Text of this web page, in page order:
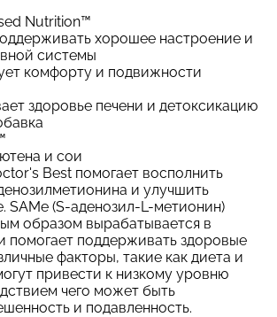
Nutrition™
хорошее настроение и
системы
комфорту и подвижности
здоровье печени и детоксикацию
и сои
Best помогает восполнить
и улучшить
SAMe (S-аденозил-L-метионин)
образом вырабатывается в
помогает поддерживать здоровые
факторы, такие как диета и
привести к низкому уровню
чего может быть
и подавленность.